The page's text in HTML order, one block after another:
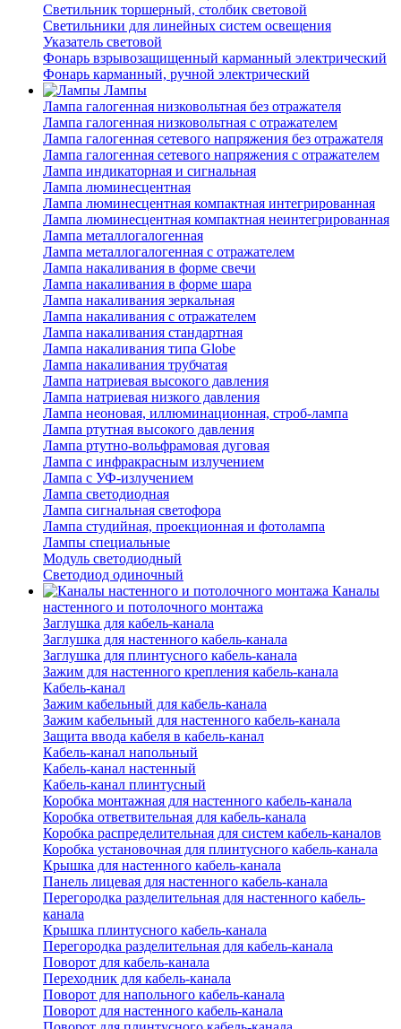
Светильник торшерный, столбик световой
Светильники для линейных систем освещения
Указатель световой
Фонарь взрывозащищенный карманный электрический
Фонарь карманный, ручной электрический
Лампы
Лампа галогенная низковольтная без отражателя
Лампа галогенная низковольтная с отражателем
Лампа галогенная сетевого напряжения без отражателя
Лампа галогенная сетевого напряжения с отражателем
Лампа индикаторная и сигнальная
Лампа люминесцентная
Лампа люминесцентная компактная интегрированная
Лампа люминесцентная компактная неинтегрированная
Лампа металлогалогенная
Лампа металлогалогенная с отражателем
Лампа накаливания в форме свечи
Лампа накаливания в форме шара
Лампа накаливания зеркальная
Лампа накаливания с отражателем
Лампа накаливания стандартная
Лампа накаливания типа Globe
Лампа накаливания трубчатая
Лампа натриевая высокого давления
Лампа натриевая низкого давления
Лампа неоновая, иллюминационная, строб-лампа
Лампа ртутная высокого давления
Лампа ртутно-вольфрамовая дуговая
Лампа с инфракрасным излучением
Лампа с УФ-излучением
Лампа светодиодная
Лампа сигнальная светофора
Лампа студийная, проекционная и фотолампа
Лампы специальные
Модуль светодиодный
Светодиод одиночный
Каналы
настенного и потолочного монтажа
Заглушка для кабель-канала
Заглушка для настенного кабель-канала
Заглушка для плинтусного кабель-канала
Зажим для настенного крепления кабель-канала
Кабель-канал
Зажим кабельный для кабель-канала
Зажим кабельный для настенного кабель-канала
Защита ввода кабеля в кабель-канал
Кабель-канал напольный
Кабель-канал настенный
Кабель-канал плинтусный
Коробка монтажная для настенного кабель-канала
Коробка ответвительная для кабель-канала
Коробка распределительная для систем кабель-каналов
Коробка установочная для плинтусного кабель-канала
Крышка для настенного кабель-канала
Панель лицевая для настенного кабель-канала
Перегородка разделительная для настенного кабель-
канала
Крышка плинтусного кабель-канала
Перегородка разделительная для кабель-канала
Поворот для кабель-канала
Переходник для кабель-канала
Поворот для напольного кабель-канала
Поворот для настенного кабель-канала